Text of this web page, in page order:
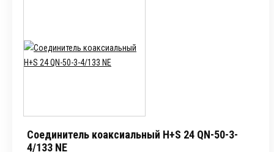
Соединитель коаксиальный H+S 24 QN-50-3-
4/133 NE